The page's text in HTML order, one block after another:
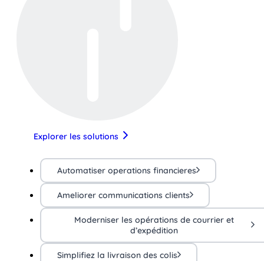
Explorer les solutions
Automatiser operations financieres
Ameliorer communications clients
Moderniser les opérations de courrier et
d’expédition
Simplifiez la livraison des colis